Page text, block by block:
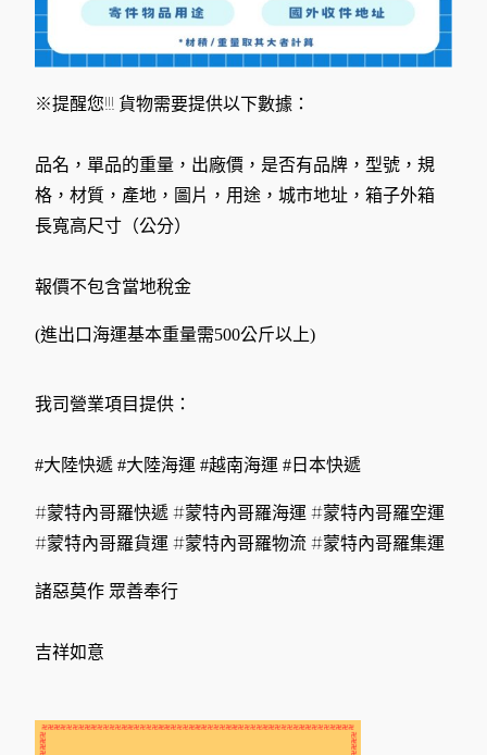
※提醒您!!! 貨物需要提供以下數據：
品名，單品的重量，出廠價，是否有品牌，型號，規
格，材質，產地，圖片，用途，城市地址，箱子外箱
長寬高尺寸（公分）
報價不包含當地稅金
(進出口海運基本重量需500公斤以上)
我司營業項目提供：
#大陸快遞 #大陸海運 #越南海運 #日本快遞
#蒙特內哥羅快遞 #蒙特內哥羅海運 #蒙特內哥羅空運
#蒙特內哥羅貨運 #蒙特內哥羅物流 #蒙特內哥羅集運
諸惡莫作 眾善奉行
吉祥如意